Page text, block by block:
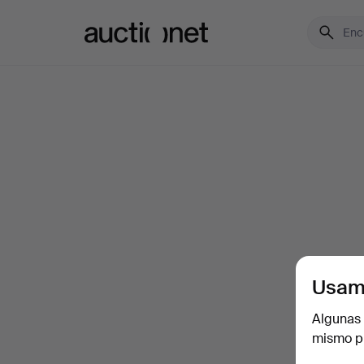
Algunas
mismo